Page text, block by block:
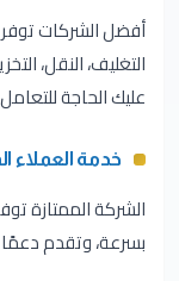
أفضل الشركات
التغليف، النقل،
عليك الحاجة
خدمة العملاء
الشركة الممتازة
بسرعة، وتقدم